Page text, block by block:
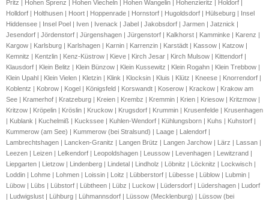
Pritz | Hohen Sprenz | Hohen Viecheln | Hohen Wangelin | Hohenzieritz | Holdorf |
Holldorf | Holthusen | Hoort | Hoppenrade | Hornstorf | Hugoldsdorf | Hülseburg | Insel
Hiddensee | Insel Poel | Iven | Ivenack | Jabel | Jakobsdorf | Jarmen | Jatznick |
Jesendorf | Jördenstorf | Jürgenshagen | Jürgenstorf | Kalkhorst | Kamminke | Karenz |
Kargow | Karlsburg | Karlshagen | Karnin | Karrenzin | Karstädt | Kassow | Katzow |
Kemnitz | Kentzlin | Kenz-Küstrow | Kieve | Kirch Jesar | Kirch Mulsow | Kittendorf |
Klausdorf | Klein Belitz | Klein Bünzow | Klein Kussewitz | Klein Rogahn | Klein Trebbow |
Klein Upahl | Klein Vielen | Kletzin | Klink | Klocksin | Kluis | Klütz | Kneese | Knorrendorf |
Koblentz | Kobrow | Kogel | Königsfeld | Korswandt | Koserow | Krackow | Krakow am
See | Kramerhof | Kratzeburg | Kreien | Krembz | Kremmin | Krien | Kriesow | Kritzmow |
Kritzow | Kröpelin | Kröslin | Kruckow | Krugsdorf | Krummin | Krusenfelde | Krusenhagen
| Kublank | Kuchelmiß | Kuckssee | Kuhlen-Wendorf | Kühlungsborn | Kuhs | Kuhstorf |
Kummerow (am See) | Kummerow (bei Stralsund) | Laage | Lalendorf |
Lambrechtshagen | Lancken-Granitz | Langen Brütz | Langen Jarchow | Lärz | Lassan |
Leezen | Leizen | Lelkendorf | Leopoldshagen | Leussow | Levenhagen | Lewitzrand |
Liepgarten | Lietzow | Lindenberg | Lindetal | Lindholz | Löbnitz | Löcknitz | Lockwisch |
Loddin | Lohme | Lohmen | Loissin | Loitz | Lübberstorf | Lübesse | Lüblow | Lubmin |
Lübow | Lübs | Lübstorf | Lübtheen | Lübz | Luckow | Lüdersdorf | Lüdershagen | Ludorf
| Ludwigslust | Lühburg | Lühmannsdorf | Lüssow (Mecklenburg) | Lüssow (bei